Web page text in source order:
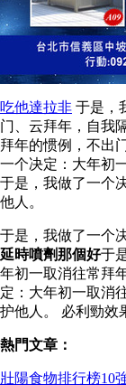
吃他達拉非 于是，
门、云拜年，自我
拜年的惯例，不出
一个决定：大年初
于是，我做了一个
他人。
于是，我做了一个
延時噴劑那個好于
年初一取消往常拜
定：大年初一取消
护他人。 必利勁效
熱門文章：
壯陽食物排行榜10